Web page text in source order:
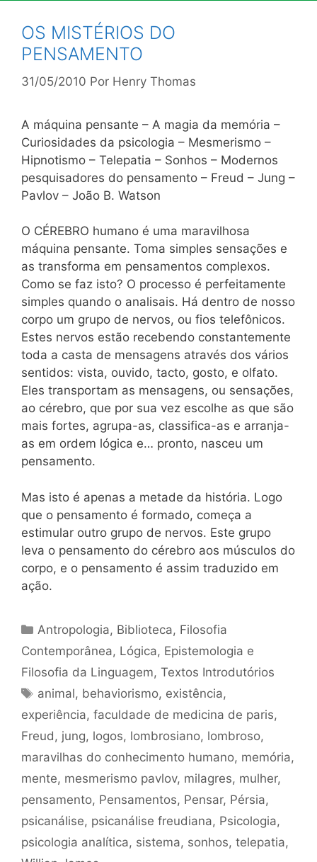
OS MISTÉRIOS DO
PENSAMENTO
31/05/2010 Por Henry Thomas
A máquina pensante – A magia da memória –
Curiosidades da psicologia – Mesmerismo –
Hipnotismo – Telepatia – Sonhos – Modernos
pesquisadores do pensamento – Freud – Jung –
Pavlov – João B. Watson
O CÉREBRO humano é uma maravilhosa
máquina pensante. Toma simples sensações e
as transforma em pensamentos complexos.
Como se faz isto? O processo é perfeitamente
simples quando o analisais. Há dentro de nosso
corpo um grupo de nervos, ou fios telefônicos.
Estes nervos estão recebendo constantemente
toda a casta de mensagens através dos vários
sentidos: vista, ouvido, tacto, gosto, e olfato.
Eles transportam as mensagens, ou sensações,
ao cérebro, que por sua vez escolhe as que são
mais fortes, agrupa-as, classifica-as e arranja-
as em ordem lógica e… pronto, nasceu um
pensamento.
Mas isto é apenas a metade da história. Logo
que o pensamento é formado, começa a
estimular outro grupo de nervos. Este grupo
leva o pensamento do cérebro aos músculos do
corpo, e o pensamento é assim traduzido em
ação.
Categorias
Antropologia, Biblioteca, Filosofia
Contemporânea, Lógica, Epistemologia e
Filosofia da Linguagem, Textos Introdutórios
Tags
animal, behaviorismo, existência,
experiência, faculdade de medicina de paris,
Freud , jung, logos, lombrosiano, lombroso,
maravilhas do conhecimento humano, memória,
mente, mesmerismo pavlov, milagres, mulher,
pensamento, Pensamentos, Pensar, Pérsia,
psicanálise, psicanálise freudiana, Psicologia,
psicologia analítica, sistema, sonhos, telepatia,